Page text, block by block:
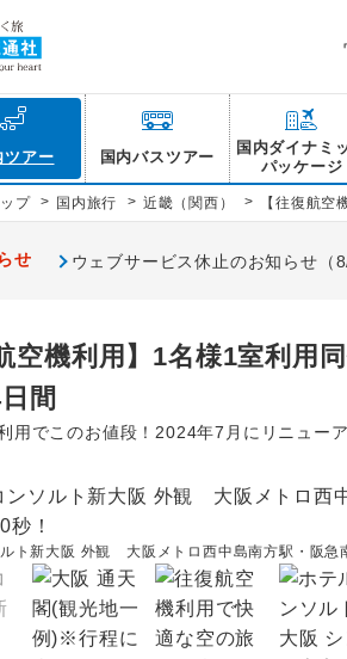
ツアー 国内バスツアー
国内ダイナミ
パッケージ
プ > 国内旅行 > 近畿（関西） > 【往復航
せ ウェブサービス休止のお知らせ（
空機利用】1名様1室利
間
用でこのお値段！2024年7月にリニュー
ト新大阪 外観 大阪メトロ西中島南方駅・阪急